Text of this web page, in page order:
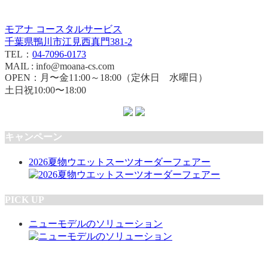
モアナ コースタルサービス
千葉県鴨川市江見西真門381-2
TEL： 04-7096-0173
MAIL : info@moana-cs.com
OPEN：月〜金11:00～18:00（定休日 水曜日）
土日祝10:00〜18:00
キャンペーン
2026夏物ウエットスーツオーダーフェアー
PICK UP
ニューモデルのソリューション